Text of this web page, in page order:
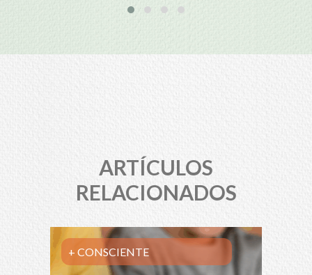
ARTÍCULOS
RELACIONADOS
+ CONSCIENTE